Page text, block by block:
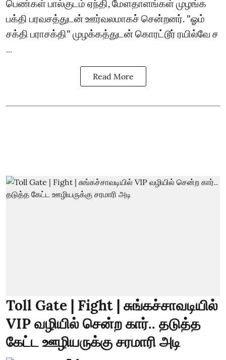
பெண்கள் பால்குடம் ஏந்தி, மேளதாளங்கள் முழங்க
பக்தி பரவசத்துடன் ஊர்வலமாகச் சென்றனர். "ஓம்
சக்தி பராசக்தி" முழக்கத்துடன் கொரட்டூர் ரயில்வே ச
Read More
Toll Gate | Fight | சுங்கச்சாவடியில்
VIP வழியில் சென்ற கார்.. தடுத்த
கேட்ட ஊழியருக்கு சரமாரி அடி